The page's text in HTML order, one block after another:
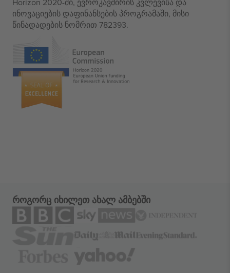
ინოვაციების დაფინანსების პროგრამაში, მისი
წინადადების ნომრით 782393.
როგორც იხილეთ ახალ ამბებში